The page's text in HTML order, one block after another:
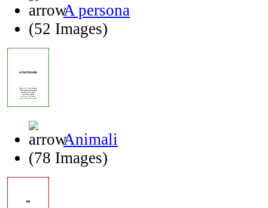
A persona
(52 Images)
Animali
(78 Images)